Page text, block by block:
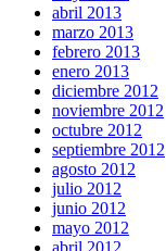
abril 2013
marzo 2013
febrero 2013
enero 2013
diciembre 2012
noviembre 2012
octubre 2012
septiembre 2012
agosto 2012
julio 2012
junio 2012
mayo 2012